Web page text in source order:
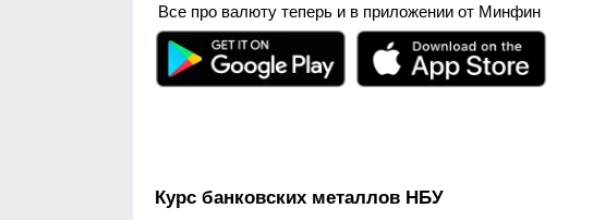
Все про валюту теперь и в приложении от Минфин
Курс банковских металлов НБУ